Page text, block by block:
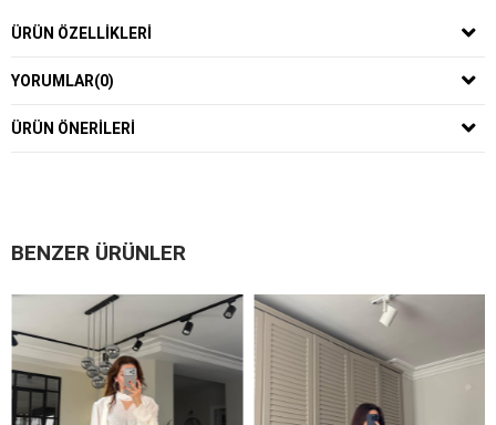
ÜRÜN ÖZELLIKLERI
YORUMLAR(0)
ÜRÜN ÖNERILERI
BENZER ÜRÜNLER